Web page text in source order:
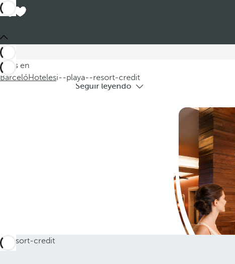
Estás en
BarcelóHotelesi--playa--resort-credit
Seguir leyendo